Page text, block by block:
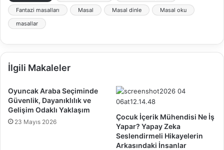
Fantazi masalları
Masal Masal dinle
Masal oku
masallar
İlgili Makaleler
Oyuncak Araba Seçiminde
Güvenlik, Dayanıklılık ve
Gelişim Odaklı Yaklaşım
23 Mayıs 2026
Çocuk İçerik Mühendisi Ne İş
Yapar? Yapay Zeka
Seslendirmeli Hikayelerin
Arkasındaki İnsanlar